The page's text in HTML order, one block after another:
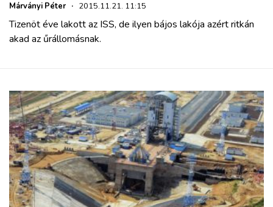
Márványi Péter · 2015.11.21. 11:15
Tizenöt éve lakott az ISS, de ilyen bájos lakója azért ritkán
akad az űrállomásnak.